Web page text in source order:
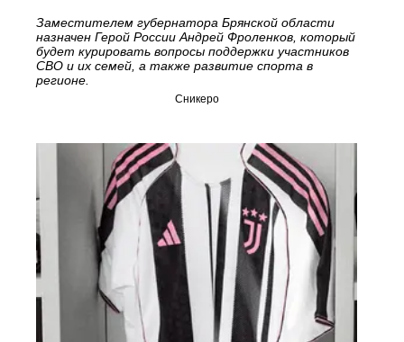
Заместителем губернатора Брянской области
назначен Герой России Андрей Фроленков, который
будет курировать вопросы поддержки участников
СВО и их семей, а также развитие спорта в
регионе.
Сникеро